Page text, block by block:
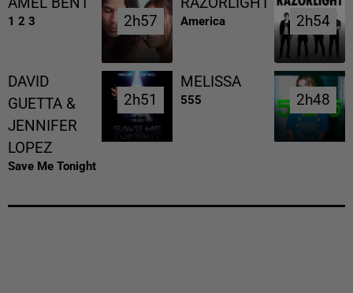
1 2 3 2h57
2h57 America 2h54
2h54
DAVID
GUETTA &
JENNIFER
LOPEZ
Save Me Tonight
2h51
2h51
MELISSA
555 2h48
2h48